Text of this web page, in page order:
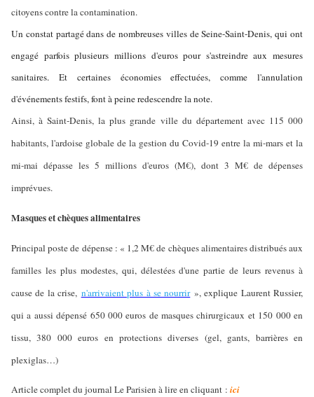
citoyens contre la contamination.
Un constat partagé dans de nombreuses villes de Seine-Saint-Denis, qui ont
engagé parfois plusieurs millions d'euros pour s'astreindre aux mesures
sanitaires. Et certaines économies effectuées, comme l'annulation
d'événements festifs, font à peine redescendre la note.
Ainsi, à Saint-Denis, la plus grande ville du département avec 115 000
habitants, l'ardoise globale de la gestion du Covid-19 entre la mi-mars et la
mi-mai dépasse les 5 millions d'euros (M€), dont 3 M€ de dépenses
imprévues.
Masques et chèques alimentaires
Principal poste de dépense : « 1,2 M€ de chèques alimentaires distribués aux
familles les plus modestes, qui, délestées d'une partie de leurs revenus à
cause de la crise, n'arrivaient plus à se nourrir», explique Laurent Russier,
qui a aussi dépensé 650 000 euros de masques chirurgicaux et 150 000 en
tissu, 380 000 euros en protections diverses (gel, gants, barrières en
plexiglas…)
Article complet du journal Le Parisien à lire en cliquant : ici